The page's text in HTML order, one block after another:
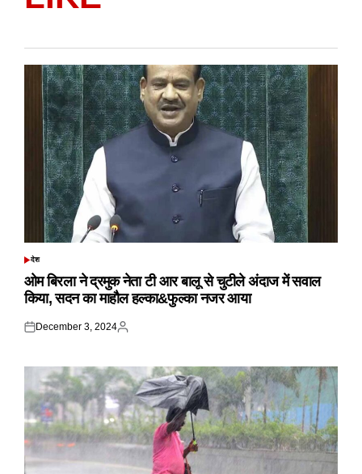
POSTED
देश
ओम बिरला ने द्रमुक नेता टी आर बालू से चुटीले अंदाज में सवाल
किया, सदन का माहौल हल्का&फुल्का नजर आया
Posted
December 3, 2024
Posted